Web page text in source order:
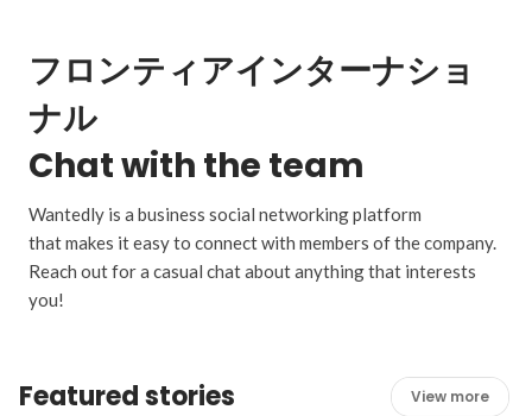
フロンティアインターナショ
ナル
Chat with the team
Wantedly is a business social networking platform
that makes it easy to connect with members of the company.
Reach out for a casual chat about anything that interests
you!
Featured stories View more